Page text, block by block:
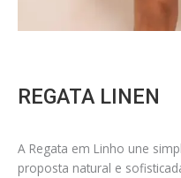
REGATA LINEN
A Regata em Linho une
proposta natural e